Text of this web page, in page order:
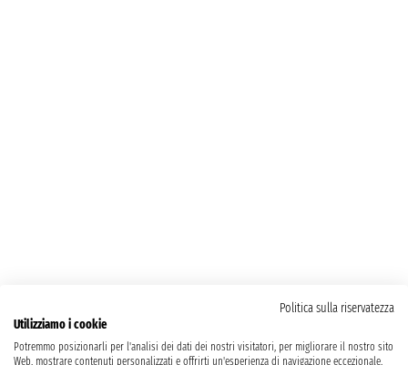
Politica sulla riservatezza
Utilizziamo i cookie
Potremmo posizionarli per l'analisi dei dati dei nostri visitatori, per migliorare il nostro sito
Web, mostrare contenuti personalizzati e offrirti un'esperienza di navigazione eccezionale.